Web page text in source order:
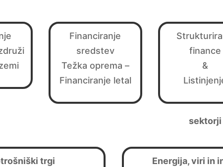
Financiranje
sredstev
Težka oprema –
Financiranje letal
finance
&
sektorji
trgi Energija, viri in